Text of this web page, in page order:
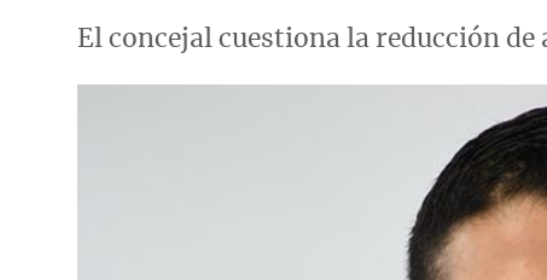
El concejal cuestiona la reducción